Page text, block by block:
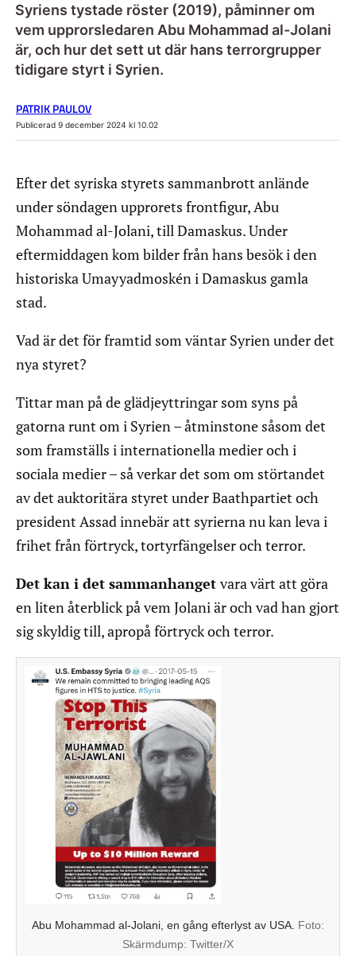
Syriens tystade röster (2019), påminner om
vem upprorsledaren Abu Mohammad al-Jolani
är, och hur det sett ut där hans terrorgrupper
tidigare styrt i Syrien.
PATRIK PAULOV
Publicerad 9 december 2024 kl 10.02
Efter det syriska styrets sammanbrott anlände
under söndagen upprorets frontfigur, Abu
Mohammad al-Jolani, till Damaskus. Under
eftermiddagen kom bilder från hans besök i den
historiska Umayyadmoskén i Damaskus gamla
stad.
Vad är det för framtid som väntar Syrien under det
nya styret?
Tittar man på de glädjeyttringar som syns på
gatorna runt om i Syrien – åtminstone såsom det
som framställs i internationella medier och i
sociala medier – så verkar det som om störtandet
av det auktoritära styret under Baathpartiet och
president Assad innebär att syrierna nu kan leva i
frihet från förtryck, tortyrfängelser och terror.
Det kan i det sammanhanget vara värt att göra
en liten återblick på vem Jolani är och vad han gjort
sig skyldig till, apropå förtryck och terror.
Abu Mohammad al-Jolani, en gång efterlyst av USA. Foto:
Skärmdump: Twitter/X